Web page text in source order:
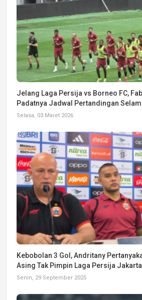
Jelang Laga Persija vs Borneo FC,
Padatnya Jadwal Pertandingan
Selasa, 03 Maret 2026
Kebobolan 3 Gol, Andritany
Asing Tak Pimpin Laga Persija
Senin, 29 September 2025